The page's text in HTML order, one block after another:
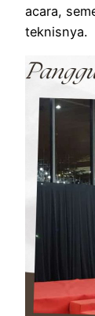
acara,
teknisnya.